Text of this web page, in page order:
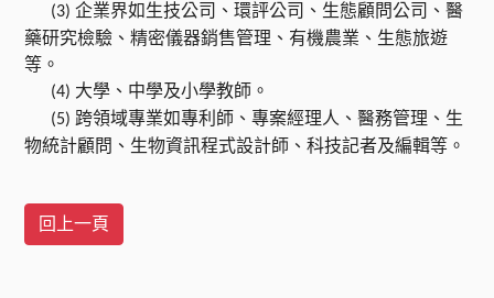
(3)企業界如生技公司、環評公司、生態顧問公司、醫
藥研究檢驗、精密儀器銷售管理、有機農業、生態旅遊
等。
(4) 大學、中學及小學教師。
(5)跨領域專業如專利師、專案經理人、醫務管理、生
物統計顧問、生物資訊程式設計師、科技記者及編輯等。